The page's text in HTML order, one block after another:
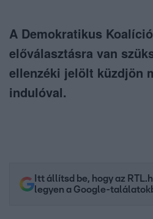
A Demokratikus
előválasztásra van
ellenzéki jelölt küzdjön
indulóval.
Itt állítsd be, hogy az
legyen a Google-